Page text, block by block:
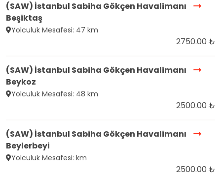
(SAW) İstanbul Sabiha Gökçen Havalimanı
Beşiktaş
Yolculuk Mesafesi: 47 km
2750.00 ₺
(SAW) İstanbul Sabiha Gökçen Havalimanı
Beykoz
Yolculuk Mesafesi: 48 km
2500.00 ₺
(SAW) İstanbul Sabiha Gökçen Havalimanı
Beylerbeyi
Yolculuk Mesafesi: km
2500.00 ₺